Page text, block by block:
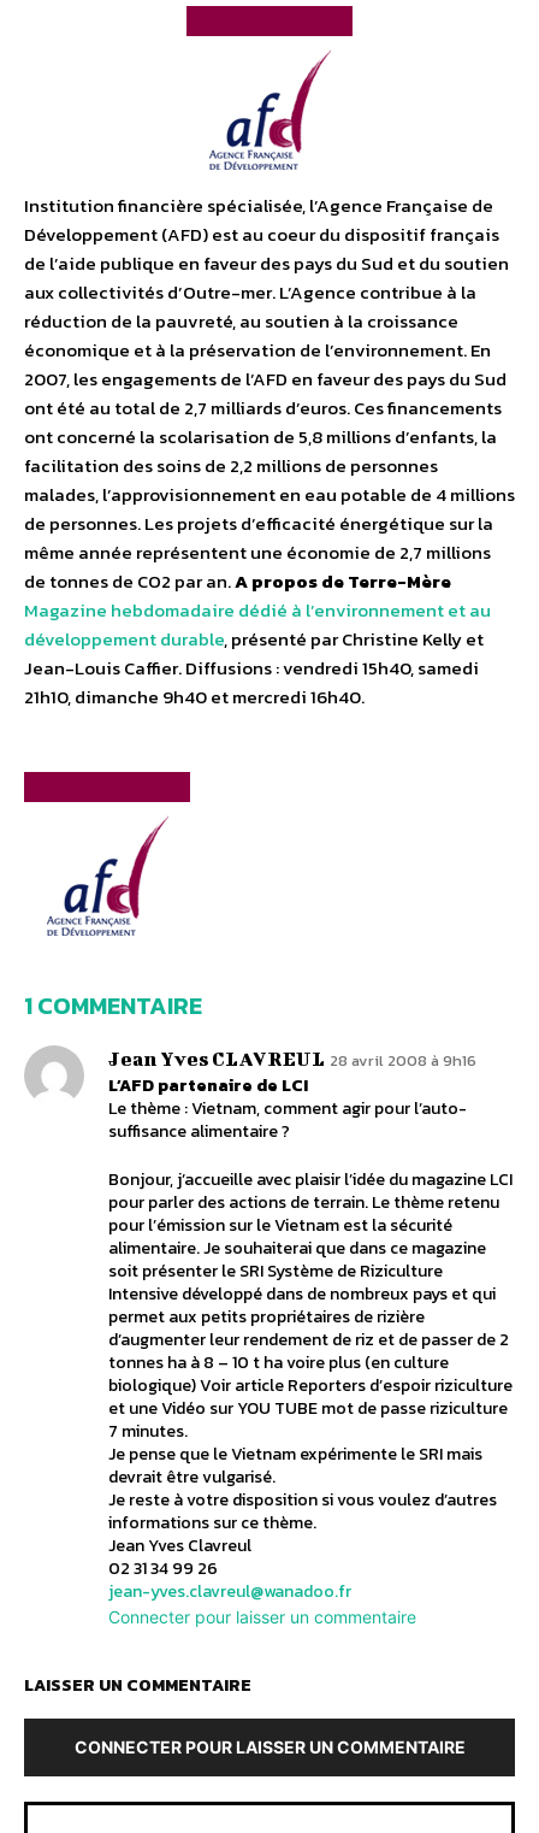
Institution financière spécialisée, l’Agence Française de
Développement (AFD) est au coeur du dispositif français
de l’aide publique en faveur des pays du Sud et du soutien
aux collectivités d’Outre-mer. L’Agence contribue à la
réduction de la pauvreté, au soutien à la croissance
économique et à la préservation de l’environnement. En
2007, les engagements de l’AFD en faveur des pays du Sud
ont été au total de 2,7 milliards d’euros. Ces financements
ont concerné la scolarisation de 5,8 millions d’enfants, la
facilitation des soins de 2,2 millions de personnes
malades, l’approvisionnement en eau potable de 4 millions
de personnes. Les projets d’efficacité énergétique sur la
même année représentent une économie de 2,7 millions
de tonnes de CO2 par an.A propos de Terre-Mère
Magazine hebdomadaire dédié à l’environnement et au
développement durable, présenté par Christine Kelly et
Jean-Louis Caffier. Diffusions : vendredi 15h40, samedi
21h10, dimanche 9h40 et mercredi 16h40.
1 COMMENTAIRE
Jean Yves CLAVREUL 28 avril 2008 à 9h16
L’AFD partenaire de LCI
Le thème : Vietnam, comment agir pour l’auto-
suffisance alimentaire ?
Bonjour, j’accueille avec plaisir l’idée du magazine LCI
pour parler des actions de terrain. Le thème retenu
pour l’émission sur le Vietnam est la sécurité
alimentaire. Je souhaiterai que dans ce magazine
soit présenter le SRI Système de Riziculture
Intensive développé dans de nombreux pays et qui
permet aux petits propriétaires de rizière
d’augmenter leur rendement de riz et de passer de 2
tonnes ha à 8 – 10 t ha voire plus (en culture
biologique) Voir article Reporters d’espoir riziculture
et une Vidéo sur YOU TUBE mot de passe riziculture
7 minutes.
Je pense que le Vietnam expérimente le SRI mais
devrait être vulgarisé.
Je reste à votre disposition si vous voulez d’autres
informations sur ce thème.
Jean Yves Clavreul
02 31 34 99 26
jean-yves.clavreul@wanadoo.fr
Connecter pour laisser un commentaire
LAISSER UN COMMENTAIRE
CONNECTER POUR LAISSER UN COMMENTAIRE